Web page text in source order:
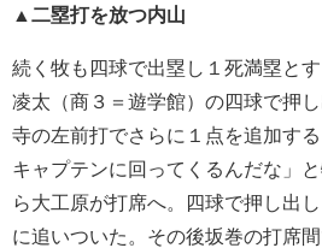
▲二塁打を放つ内山
続く牧も四球で出塁し１死満塁と
凌太（商３＝遊学館）の四球で押
寺の左前打でさらに１点を追加す
キャプテンに回ってくるんだな」
ら大工原が打席へ。四球で押し出
に追いついた。その後坂巻の打席